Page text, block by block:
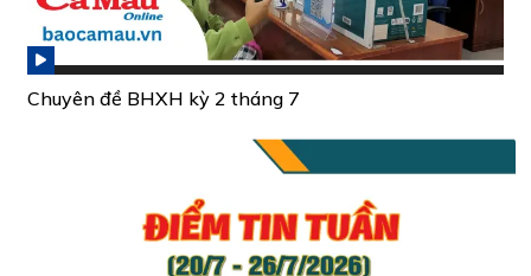
Chuyên đề BHXH kỳ 2 tháng 7